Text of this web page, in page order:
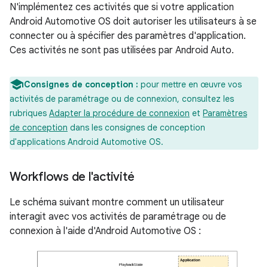
N'implémentez ces activités que si votre application
Android Automotive OS doit autoriser les utilisateurs à se
connecter ou à spécifier des paramètres d'application.
Ces activités ne sont pas utilisées par Android Auto.
Consignes de conception : pour mettre en œuvre vos
activités de paramétrage ou de connexion, consultez les
rubriques Adapter la procédure de connexion et Paramètres
de conception dans les consignes de conception
d'applications Android Automotive OS.
Workflows de l'activité
Le schéma suivant montre comment un utilisateur
interagit avec vos activités de paramétrage ou de
connexion à l'aide d'Android Automotive OS :